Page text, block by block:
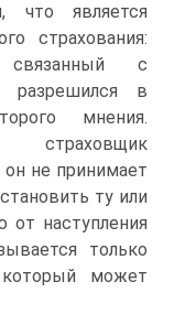
что является
страхования:
с
разрешился в
мнения.
страховщик
он не принимает
ту или
наступления
только
может